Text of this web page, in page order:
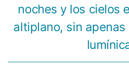
noches y los cielos
altiplano, sin